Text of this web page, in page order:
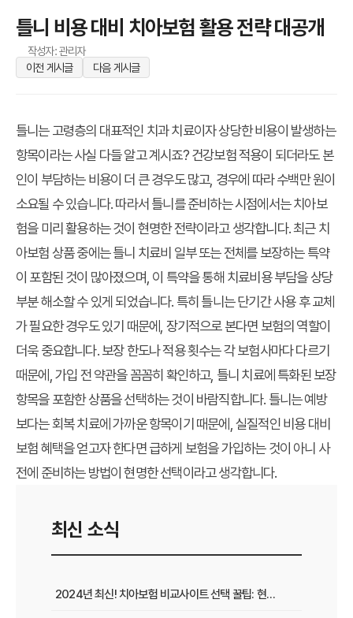
틀니 비용 대비 치아보험 활용 전략 대공개
작성자: 관리자
이전 게시글
다음 게시글
틀니는 고령층의 대표적인 치과 치료이자 상당한 비용이 발생하는
항목이라는 사실 다들 알고 계시죠? 건강보험 적용이 되더라도 본
인이 부담하는 비용이 더 큰 경우도 많고, 경우에 따라 수백만 원이
소요될 수 있습니다. 따라서 틀니를 준비하는 시점에서는 치아보
험을 미리 활용하는 것이 현명한 전략이라고 생각합니다. 최근 치
아보험 상품 중에는 틀니 치료비 일부 또는 전체를 보장하는 특약
이 포함된 것이 많아졌으며, 이 특약을 통해 치료비용 부담을 상당
부분 해소할 수 있게 되었습니다. 특히 틀니는 단기간 사용 후 교체
가 필요한 경우도 있기 때문에, 장기적으로 본다면 보험의 역할이
더욱 중요합니다. 보장 한도나 적용 횟수는 각 보험사마다 다르기
때문에, 가입 전 약관을 꼼꼼히 확인하고, 틀니 치료에 특화된 보장
항목을 포함한 상품을 선택하는 것이 바람직합니다. 틀니는 예방
보다는 회복 치료에 가까운 항목이기 때문에, 실질적인 비용 대비
보험 혜택을 얻고자 한다면 급하게 보험을 가입하는 것이 아니 사
전에 준비하는 방법이 현명한 선택이라고 생각합니다.
최신 소식
2024년 최신! 치아보험 비교사이트 선택 꿀팁: 현명한 가입 전략 완벽 분석